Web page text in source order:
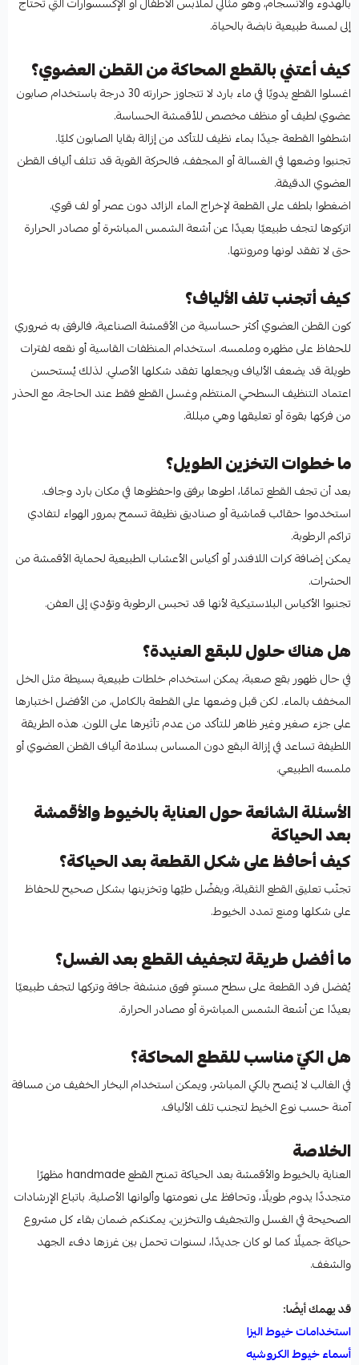
إلى لمسة طبيعية نابضة بالحياة.
كيف أعتني بالقطع المحاكة من القطن العضوي؟
اغسلوا القطع يدويًا في ماء بارد لا تتجاوز حرارته 30 درجة باستخدام صابون
عضوي لطيف أو منظف مخصص للأقمشة الحساسة.
اشطفوا القطعة جيدًا بماء نظيف للتأكد من إزالة بقايا الصابون كليًا.
تجنبوا وضعها في الغسالة أو المجفف، فالحركة القوية قد تتلف ألياف القطن
العضوي الدقيقة.
اضغطوا بلطف على القطعة لإخراج الماء الزائد دون عصر أو لف قوي.
اتركوها لتجف طبيعيًا بعيدًا عن أشعة الشمس المباشرة أو مصادر الحرارة
حتى لا تفقد لونها ومرونتها.
كيف أتجنب تلف الألياف؟
كون القطن العضوي أكثر حساسية من الأقمشة الصناعية، فالرفق به ضروري
للحفاظ على مظهره وملمسه. استخدام المنظفات القاسية أو نقعه لفترات
طويلة قد يضعف الألياف ويجعلها تفقد شكلها الأصلي. لذلك يُستحسن
اعتماد التنظيف السطحي المنتظم وغسل القطع فقط عند الحاجة، مع الحذر
من فركها بقوة أو تعليقها وهي مبللة.
ما خطوات التخزين الطويل؟
بعد أن تجف القطع تمامًا، اطوها برفق واحفظوها في مكان بارد وجاف.
استخدموا حقائب قماشية أو صناديق نظيفة تسمح بمرور الهواء لتفادي
تراكم الرطوبة.
يمكن إضافة كرات اللافندر أو أكياس الأعشاب الطبيعية لحماية الأقمشة من
الحشرات.
تجنبوا الأكياس البلاستيكية لأنها قد تحبس الرطوبة وتؤدي إلى العفن.
هل هناك حلول للبقع العنيدة؟
في حال ظهور بقع صعبة، يمكن استخدام خلطات طبيعية بسيطة مثل الخل
المخفف بالماء. لكن قبل وضعها على القطعة بالكامل، من الأفضل اختبارها
على جزء صغير وغير ظاهر للتأكد من عدم تأثيرها على اللون. هذه الطريقة
اللطيفة تساعد في إزالة البقع دون المساس بسلامة ألياف القطن العضوي أو
ملمسه الطبيعي.
الأسئلة الشائعة حول العناية بالخيوط والأقمشة
بعد الحياكة
كيف أحافظ على شكل القطعة بعد الحياكة؟
تجنّب تعليق القطع الثقيلة، ويفضّل طيّها وتخزينها بشكل صحيح للحفاظ
على شكلها ومنع تمدد الخيوط.
ما أفضل طريقة لتجفيف القطع بعد الغسل؟
يُفضل فرد القطعة على سطح مستوٍ فوق منشفة جافة وتركها لتجف طبيعيًا
بعيدًا عن أشعة الشمس المباشرة أو مصادر الحرارة.
هل الكيّ مناسب للقطع المحاكة؟
في الغالب لا يُنصح بالكي المباشر، ويمكن استخدام البخار الخفيف من مسافة
آمنة حسب نوع الخيط لتجنب تلف الألياف.
الخلاصة
العناية بالخيوط والأقمشة بعد الحياكة تمنح القطع handmade مظهرًا
متجددًا يدوم طويلًا، وتحافظ على نعومتها وألوانها الأصلية. باتباع الإرشادات
الصحيحة في الغسل والتجفيف والتخزين، يمكنكم ضمان بقاء كل مشروع
حياكة جميلًا كما لو كان جديدًا، لسنوات تحمل بين غرزها دفء الجهد
والشغف.
قد يهمك أيضًا:
استخدامات خيوط اليزا
أسماء خيوط الكروشيه